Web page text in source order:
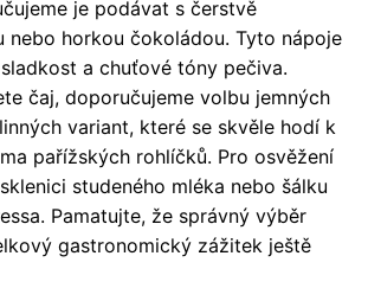
je podávat s čerstvě
nebo horkou čokoládou. Tyto nápoje
a chuťové tóny pečiva.
čaj, doporučujeme volbu jemných
variant, které se skvěle hodí k
pařížských rohlíčků. Pro osvěžení
studeného mléka nebo šálku
Pamatujte, že správný výběr
gastronomický zážitek ještě